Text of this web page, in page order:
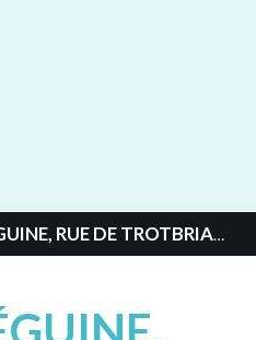
RUE DE TROTBRIAND